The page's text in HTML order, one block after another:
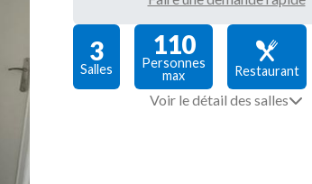
3
Salles
110
Personnes
max
Restaurant
Voir le détail des salles